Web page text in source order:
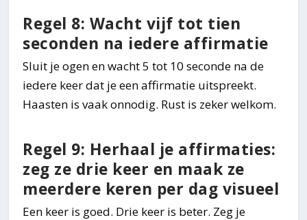
Regel 8: Wacht vijf tot tien
seconden na iedere affirmatie
Sluit je ogen en wacht 5 tot 10 seconde na de
iedere keer dat je een affirmatie uitspreekt.
Haasten is vaak onnodig. Rust is zeker welkom.
Regel 9: Herhaal je affirmaties:
zeg ze drie keer en maak ze
meerdere keren per dag visueel
Een keer is goed. Drie keer is beter. Zeg je